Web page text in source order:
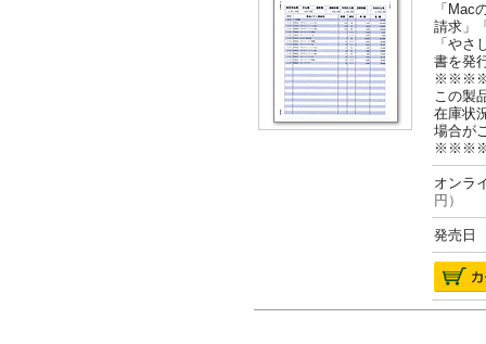
「Mac
請求」
「や
書を発
この製
在庫状
場合が
オン
円）
発売日